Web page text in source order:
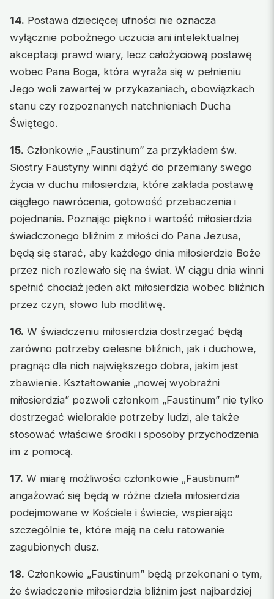
14. Postawa dziecięcej ufności nie oznacza
wyłącznie pobożnego uczucia ani intelektualnej
akceptacji prawd wiary, lecz całożyciową postawę
wobec Pana Boga, która wyraża się w pełnieniu
Jego woli zawartej w przykazaniach, obowiązkach
stanu czy rozpoznanych natchnieniach Ducha
Świętego.
15. Członkowie „Faustinum” za przykładem św.
Siostry Faustyny winni dążyć do przemiany swego
życia w duchu miłosierdzia, które zakłada postawę
ciągłego nawrócenia, gotowość przebaczenia i
pojednania. Poznając piękno i wartość miłosierdzia
świadczonego bliźnim z miłości do Pana Jezusa,
będą się starać, aby każdego dnia miłosierdzie Boże
przez nich rozlewało się na świat. W ciągu dnia winni
spełnić chociaż jeden akt miłosierdzia wobec bliźnich
przez czyn, słowo lub modlitwę.
16. W świadczeniu miłosierdzia dostrzegać będą
zarówno potrzeby cielesne bliźnich, jak i duchowe,
pragnąc dla nich największego dobra, jakim jest
zbawienie. Kształtowanie „nowej wyobraźni
miłosierdzia” pozwoli członkom „Faustinum” nie tylko
dostrzegać wielorakie potrzeby ludzi, ale także
stosować właściwe środki i sposoby przychodzenia
im z pomocą.
17. W miarę możliwości członkowie „Faustinum”
angażować się będą w różne dzieła miłosierdzia
podejmowane w Kościele i świecie, wspierając
szczególnie te, które mają na celu ratowanie
zagubionych dusz.
18. Członkowie „Faustinum” będą przekonani o tym,
że świadczenie miłosierdzia bliźnim jest najbardziej